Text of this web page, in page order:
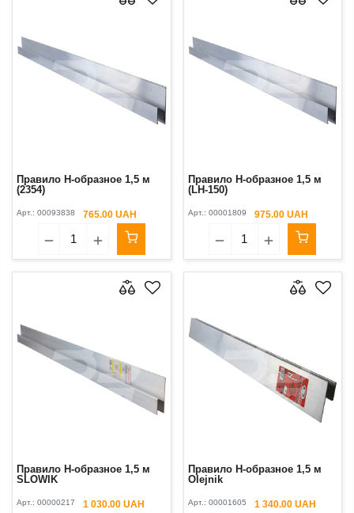
Правило H-образное 1,5 м
(2354)
Арт.: 00093838 765.00 UAH
Правило H-образное 1,5 м
(LH-150)
Арт.: 00001809 975.00 UAH
Правило H-образное 1,5 м
SLOWIK
Арт.: 00000217 1 030.00 UAH
Правило H-образное 1,5 м
Olejnik
Арт.: 00001605 1 340.00 UAH